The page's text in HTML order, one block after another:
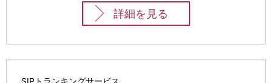
詳細を見る
SIPトランキングサービス